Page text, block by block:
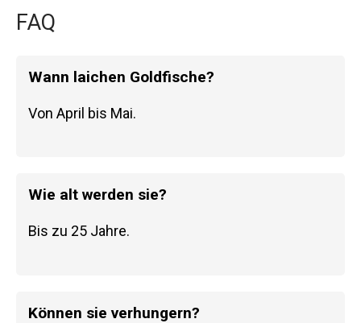
FAQ
Wann laichen Goldfische?
Von April bis Mai.
Wie alt werden sie?
Bis zu 25 Jahre.
Können sie verhungern?